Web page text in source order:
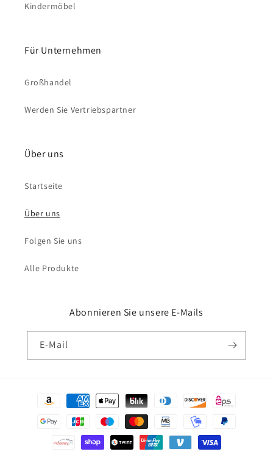
Kindermöbel
Für Unternehmen
Großhandel
Werden Sie Vertriebspartner
Über uns
Startseite
Über uns
Folgen Sie uns
Alle Produkte
Abonnieren Sie unsere E-Mails
E-Mail
Zahlungsmethoden